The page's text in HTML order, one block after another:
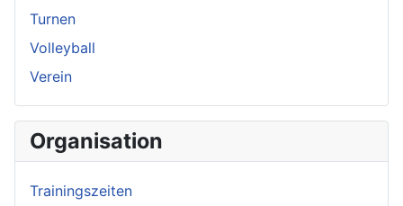
Turnen
Volleyball
Verein
Organisation
Trainingszeiten